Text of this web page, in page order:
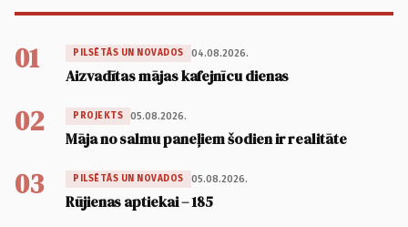
01 PILSĒTĀS UN NOVADOS 04.08.2026.
Aizvadītas mājas kafejnīcu dienas
02 PROJEKTS 05.08.2026.
Māja no salmu paneļiem šodien ir realitāte
03 PILSĒTĀS UN NOVADOS 05.08.2026.
Rūjienas aptiekai – 185